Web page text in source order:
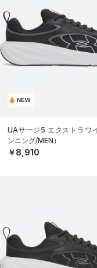
NEW
UAサージ5 エクストラワ
ンニング/MEN）
￥8,910